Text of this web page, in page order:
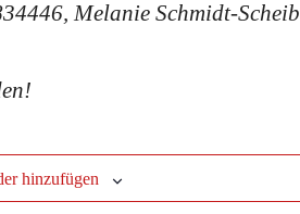
Melanie Schmidt-Scheib
hinzufügen